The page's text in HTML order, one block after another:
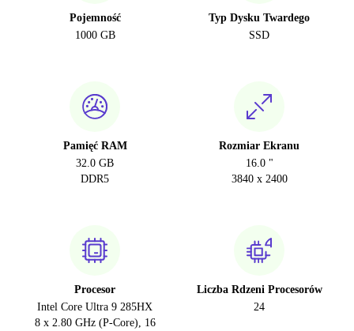
Pojemność
1000 GB
Typ Dysku Twardego
SSD
Pamięć RAM
32.0 GB
DDR5
Rozmiar Ekranu
16.0 "
3840 x 2400
Procesor
Intel Core Ultra 9 285HX
8 x 2.80 GHz (P-Core), 16
Liczba Rdzeni Procesorów
24